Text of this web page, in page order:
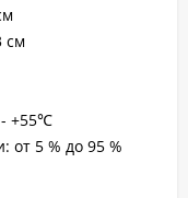
см
+55℃
от 5 % до 95 %